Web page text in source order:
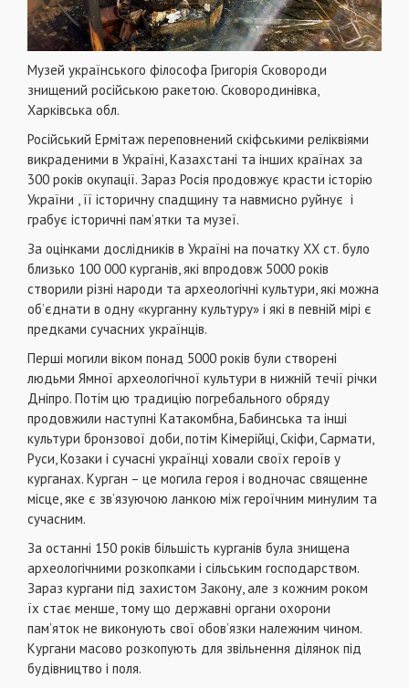
Музей українського філософа Григорія Сковороди
знищений російською ракетою. Сковородинівка,
Харківська обл.
Російський Ермітаж переповнений скіфськими реліквіями
викраденими в Україні, Казахстані та інших країнах за
300 років окупації. Зараз Росія продовжує красти історію
України , її історичну спадщину та навмисно руйнує і
грабує історичні пам’ятки та музеї.
За оцінками дослідників в Україні на початку ХХ ст. було
близько 100 000 курганів, які впродовж 5000 років
створили різні народи та археологічні культури, які можна
об’єднати в одну «курганну культуру» і які в певній мірі є
предками сучасних українців.
Перші могили віком понад 5000 років були створені
людьми Ямної археологічної культури в нижній течії річки
Дніпро. Потім цю традицію погребального обряду
продовжили наступні Катакомбна, Бабинська та інші
культури бронзової доби, потім Кімерійці, Скіфи, Сармати,
Руси, Козаки і сучасні українці ховали своїх героїв у
курганах. Курган – це могила героя і водночас священне
місце, яке є зв’язуючою ланкою між героїчним минулим та
сучасним.
За останні 150 років більшість курганів була знищена
археологічними розкопками і сільським господарством.
Зараз кургани під захистом Закону, але з кожним роком
їх стає менше, тому що державні органи охорони
пам’яток не виконують свої обов’язки належним чином.
Кургани масово розкопують для звільнення ділянок під
будівництво і поля.